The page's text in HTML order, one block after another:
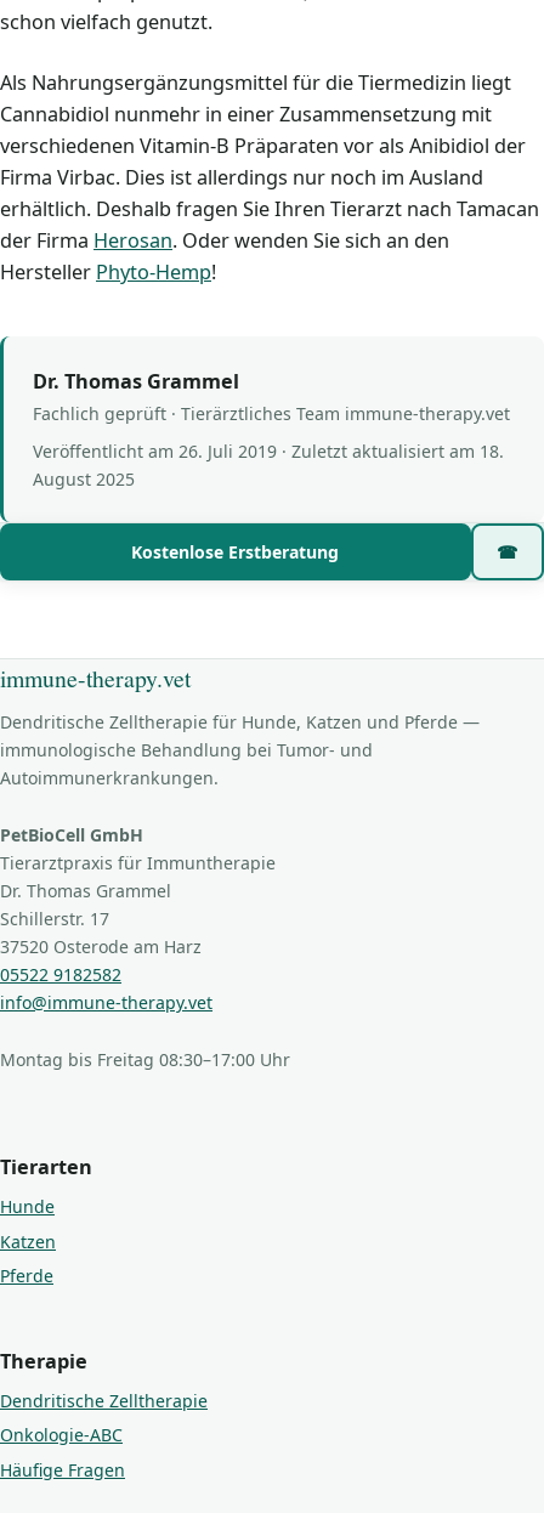
schon vielfach genutzt.
Als Nahrungsergänzungsmittel für die Tiermedizin liegt
Cannabidiol nunmehr in einer Zusammensetzung mit
verschiedenen Vitamin-B Präparaten vor als Anibidiol der
Firma Virbac. Dies ist allerdings nur noch im Ausland
erhältlich. Deshalb fragen Sie Ihren Tierarzt nach Tamacan
der Firma Herosan. Oder wenden Sie sich an den
Hersteller Phyto-Hemp!
Dr. Thomas Grammel
Fachlich geprüft · Tierärztliches Team immune-therapy.vet
Veröffentlicht am 26. Juli 2019 · Zuletzt aktualisiert am 18.
August 2025
Kostenlose Erstberatung ☎
immune-therapy.vet
Dendritische Zelltherapie für Hunde, Katzen und Pferde —
immunologische Behandlung bei Tumor- und
Autoimmunerkrankungen.
PetBioCell GmbH
Tierarztpraxis für Immuntherapie
Dr. Thomas Grammel
Schillerstr. 17
37520 Osterode am Harz
05522 9182582
info@immune-therapy.vet
Montag bis Freitag 08:30–17:00 Uhr
Tierarten
Hunde
Katzen
Pferde
Therapie
Dendritische Zelltherapie
Onkologie-ABC
Häufige Fragen